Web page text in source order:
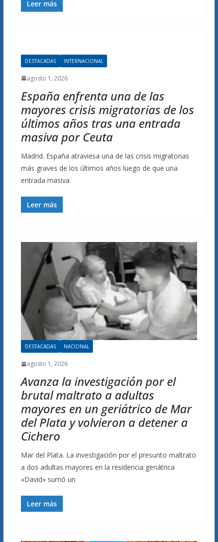
Leer más
DESTACADAS INTERNACIONAL
agosto 1, 2026
España enfrenta una de las
mayores crisis migratorias de los
últimos años tras una entrada
masiva por Ceuta
Madrid. España atraviesa una de las crisis migratorias
más graves de los últimos años luego de que una
entrada masiva
Leer más
DESTACADAS NACIONAL
agosto 1, 2026
Avanza la investigación por el
brutal maltrato a adultas
mayores en un geriátrico de Mar
del Plata y volvieron a detener a
Cichero
Mar del Plata. La investigación por el presunto maltrato
a dos adultas mayores en la residencia geriátrica
«David» sumó un
Leer más